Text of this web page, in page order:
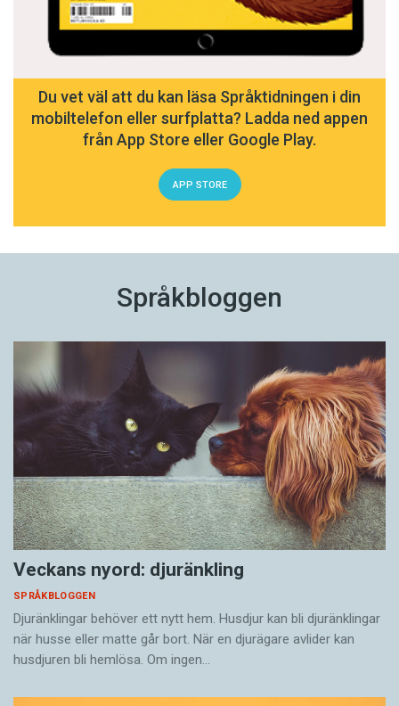
Du vet väl att du kan läsa Språktidningen i din
mobiltelefon eller surfplatta? Ladda ned appen
från App Store eller Google Play.
APP STORE
Språkbloggen
Veckans nyord: djuränkling
SPRÅKBLOGGEN
Djuränklingar behöver ett nytt hem. Husdjur kan bli djuränklingar
när husse eller matte går bort. När en djurägare avlider kan
husdjuren bli hemlösa. Om ingen…